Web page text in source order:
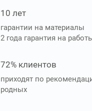
10 лет
гарантии на материалы
2 года гарантия на
72% клиентов
приходят по
родных